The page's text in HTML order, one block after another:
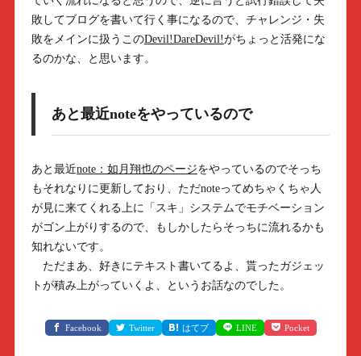
敗してブログを書いて行く事になるので、チャレンジ・失
敗をメインに扱うこのDevil!DareDevil!がちょっと活発にな
るのかな、と思います。
あと最近noteをやっているので
あと最近note：如月翔也のページをやっているのでそっち
もそれなりに更新しており、ただnoteってめちゃくちゃ人
が見に来てくれる上に「スキ」システムでモチベーション
がゴン上がりするので、もしかしたらそっちに流れるかも
知れないです。
ただまあ、好きにテキスト書いてるよ、貰ったガジェッ
トが積み上がっていくよ、というお話なのでした。
Facebook Twitter はてブ LINE Pocket